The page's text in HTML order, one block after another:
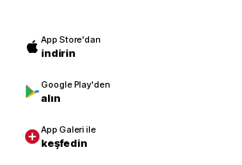
App Store'dan
indirin
Google Play'den
alın
App Galeri ile
keşfedin